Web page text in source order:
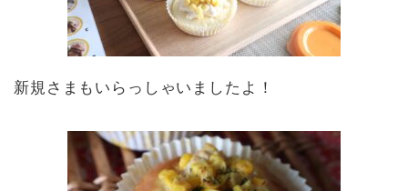
新規さまもいらっしゃいましたよ！